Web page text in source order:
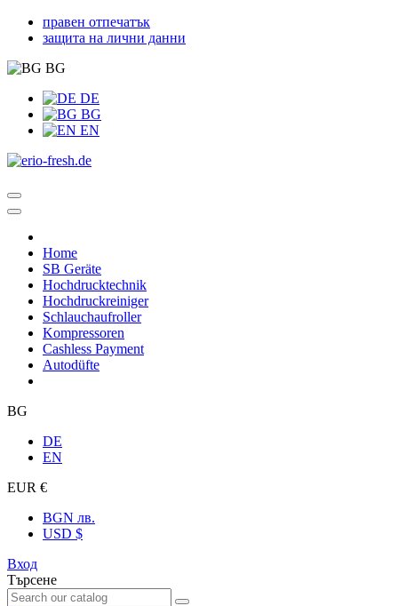
правен отпечатък
защита на лични данни
BG
DE
BG
EN
Home
SB Geräte
Hochdrucktechnik
Hochdruckreiniger
Schlauchaufroller
Kompressoren
Cashless Payment
Autodüfte
BG
DE
EN
EUR €
BGN лв.
USD $
Вход
Търсене